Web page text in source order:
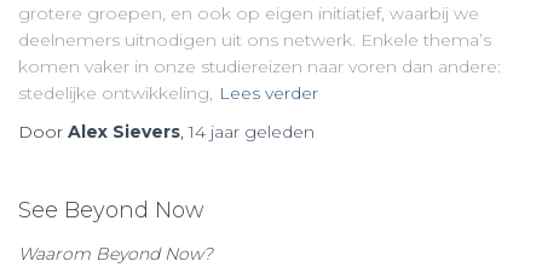
grotere groepen, en ook op eigen initiatief, waarbij we
deelnemers uitnodigen uit ons netwerk. Enkele thema’s
komen vaker in onze studiereizen naar voren dan andere:
stedelijke ontwikkeling, Lees verder
Door Alex Sievers,14 jaar geleden
See Beyond Now
Waarom Beyond Now?